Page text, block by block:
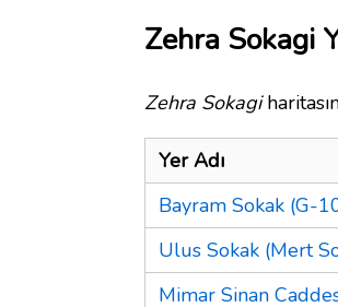
Zehra Sokagi
Zehra Sokagi
Yer Adı
Bayram Sokak (G-
Ulus Sokak (Mert
Mimar Sinan